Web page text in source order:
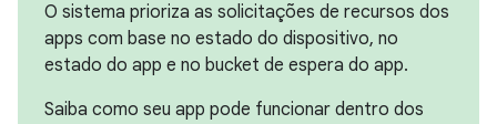
O sistema prioriza as solicitações de recursos dos
apps com base no estado do dispositivo, no
estado do app e no bucket de espera do app.
Saiba como seu app pode funcionar dentro dos